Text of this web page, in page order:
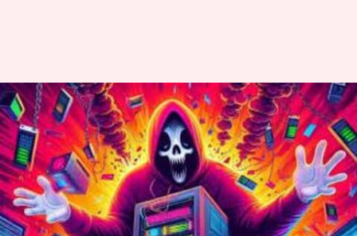
உலகின் மிகப்பெரிய
டிஜிட்டல் லைப்ரரி
ஹேக்கர்களால் முடக்கம்;
மில்லியன் கணக்கான
பயனர்களின் தரவுகள்
கசிவு